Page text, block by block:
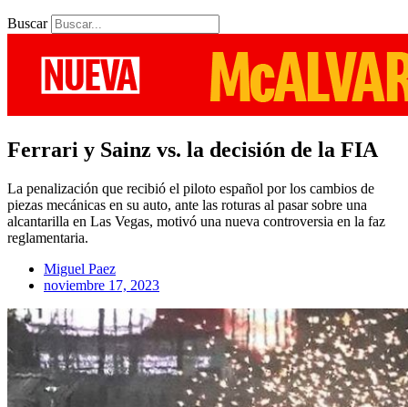
Buscar
Ferrari y Sainz vs. la decisión de la FIA
La penalización que recibió el piloto español por los cambios de
piezas mecánicas en su auto, ante las roturas al pasar sobre una
alcantarilla en Las Vegas, motivó una nueva controversia en la faz
reglamentaria.
Miguel Paez
noviembre 17, 2023